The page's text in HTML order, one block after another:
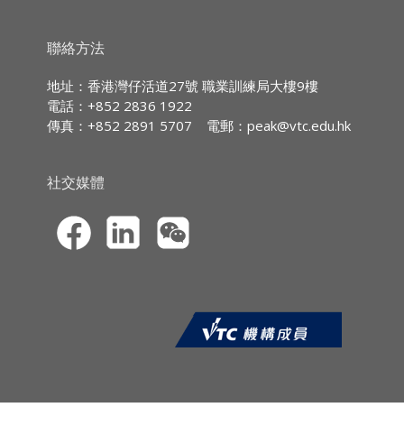
the context of the duty of utmost good faith.
Programme content
Basic analysis of the following problem, and
respective insurance implications:
Kidney, Bladder, Prostate, Reproductive
- Eyes, Ear, Brain
- Diabetes, Endocrine Disorders
- Alcoholism, Drug Abuse
- Medical history, Weight, Habits
持續專業進修
IA CPD Hours:
3
MPFA Non-core CPD Hours:
聯絡方法
地址：香港灣仔活道27號 職業訓練局大樓9樓
電話：+852 2836 1922
傳真：+852 2891 5707
電郵： peak@vtc.edu.hk
社交媒體